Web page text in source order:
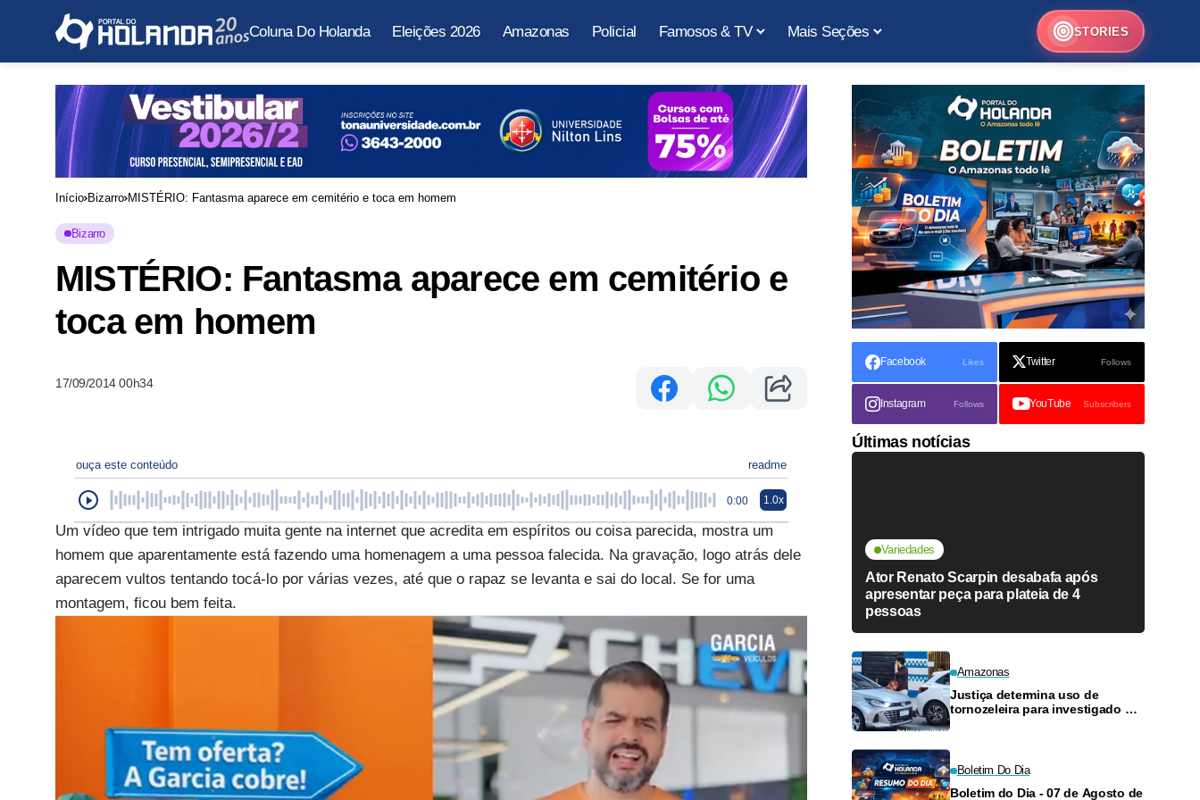
Coluna Do Holanda Eleições 2026 Amazonas Policial Famosos & TV Mais Seções STORIES
Início Bizarro MISTÉRIO: Fantasma aparece em cemitério e toca em homem
Bizarro
MISTÉRIO: Fantasma aparece em cemitério e
toca em homem
17/09/2014 00h34
ouça este conteúdo readme
0:00 1.0x
Um vídeo que tem intrigado muita gente na internet que acredita em espíritos ou coisa parecida, mostra um
homem que aparentamente está fazendo uma homenagem a uma pessoa falecida. Na gravação, logo atrás dele
aparecem vultos tentando tocá-lo por várias vezes, até que o rapaz se levanta e sai do local. Se for uma
montagem, ficou bem feita.
Facebook Likes Twitter Follows
Instagram Follows YouTube Subscribers
Últimas notícias
Variedades
Ator Renato Scarpin desabafa após
apresentar peça para plateia de 4
pessoas
Amazonas
Justiça determina uso de
tornozeleira para investigado por
Boletim Do Dia
Boletim do Dia - 07 de Agosto de